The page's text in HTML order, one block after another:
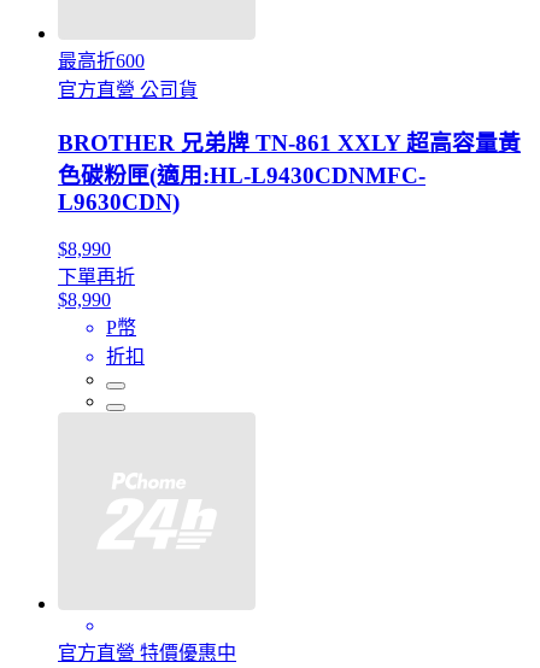
最高折600
官方直營 公司貨
BROTHER 兄弟牌 TN-861 XXLY 超高容量黃
色碳粉匣(適用:HL-L9430CDNMFC-
L9630CDN)
$8,990
下單再折
$8,990
P幣
折扣
官方直營 特價優惠中